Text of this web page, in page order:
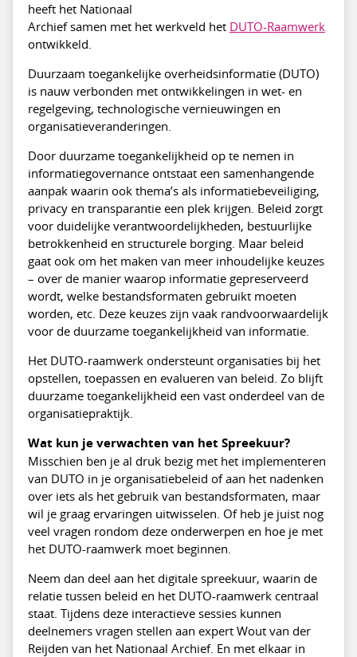
heeft het Nationaal
Archief samen met het werkveld het DUTO-Raamwerk
ontwikkeld.
Duurzaam toegankelijke overheidsinformatie (DUTO)
is nauw verbonden met ontwikkelingen in wet- en
regelgeving, technologische vernieuwingen en
organisatieveranderingen.
Door duurzame toegankelijkheid op te nemen in
informatiegovernance ontstaat een samenhangende
aanpak waarin ook thema’s als informatiebeveiliging,
privacy en transparantie een plek krijgen. Beleid zorgt
voor duidelijke verantwoordelijkheden, bestuurlijke
betrokkenheid en structurele borging. Maar beleid
gaat ook om het maken van meer inhoudelijke keuzes
– over de manier waarop informatie gepreserveerd
wordt, welke bestandsformaten gebruikt moeten
worden, etc. Deze keuzes zijn vaak randvoorwaardelijk
voor de duurzame toegankelijkheid van informatie.
Het DUTO-raamwerk ondersteunt organisaties bij het
opstellen, toepassen en evalueren van beleid. Zo blijft
duurzame toegankelijkheid een vast onderdeel van de
organisatiepraktijk.
Wat kun je verwachten van het Spreekuur?
Misschien ben je al druk bezig met het implementeren
van DUTO in je organisatiebeleid of aan het nadenken
over iets als het gebruik van bestandsformaten, maar
wil je graag ervaringen uitwisselen. Of heb je juist nog
veel vragen rondom deze onderwerpen en hoe je met
het DUTO-raamwerk moet beginnen.
Neem dan deel aan het digitale spreekuur, waarin de
relatie tussen beleid en het DUTO-raamwerk centraal
staat. Tijdens deze interactieve sessies kunnen
deelnemers vragen stellen aan expert Wout van der
Reijden van het Nationaal Archief. En met elkaar in